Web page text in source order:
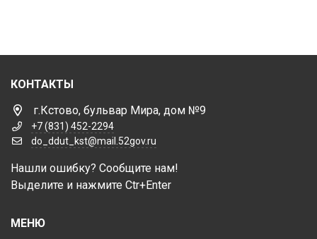
КОНТАКТЫ
г.Кстово, бульвар Мира, дом №9
+7 (831) 452-2294
do_ddut_kst@mail.52gov.ru
Нашли ошибку? Сообщите нам!
Выделите и нажмите Ctr+Enter
МЕНЮ